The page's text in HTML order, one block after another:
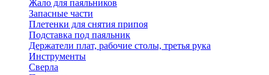
Жало для паяльников
Запасные части
Плетенки для снятия припоя
Подставка под паяльник
Держатели плат, рабочие столы, третья рука
Инструменты
Сверла